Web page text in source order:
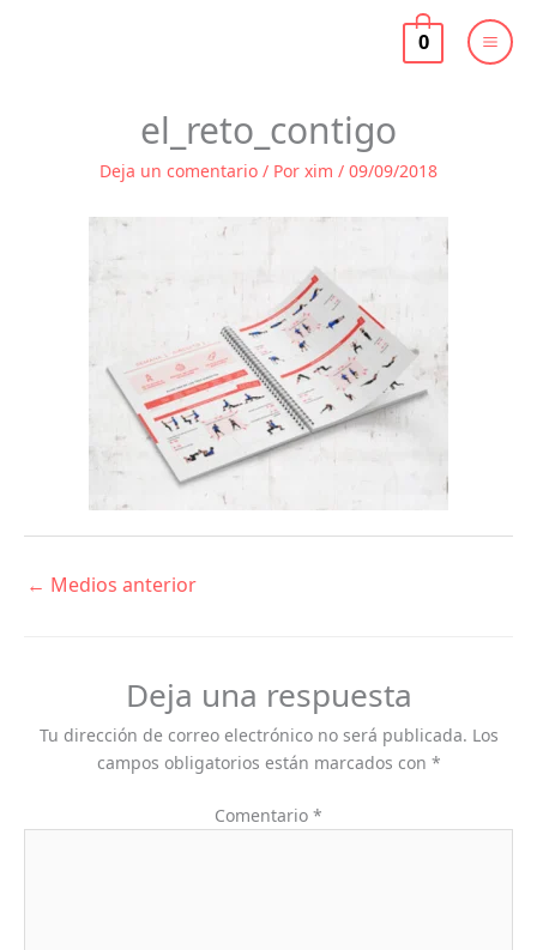
0
el_reto_contigo
Deja un comentario / Por xim / 09/09/2018
← Medios anterior
Deja una respuesta
Tu dirección de correo electrónico no será publicada. Los
campos obligatorios están marcados con *
Comentario *